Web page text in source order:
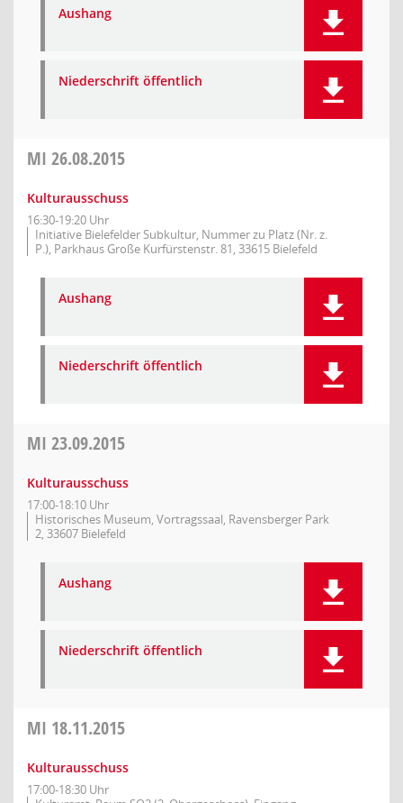
Aushang
Niederschrift öffentlich
MI 26.08.2015
Kulturausschuss
16:30-19:20 Uhr
Initiative Bielefelder Subkultur, Nummer zu Platz (Nr. z.
P.), Parkhaus Große Kurfürstenstr. 81, 33615 Bielefeld
Aushang
Niederschrift öffentlich
MI 23.09.2015
Kulturausschuss
17:00-18:10 Uhr
Historisches Museum, Vortragssaal, Ravensberger Park
2, 33607 Bielefeld
Aushang
Niederschrift öffentlich
MI 18.11.2015
Kulturausschuss
17:00-18:30 Uhr